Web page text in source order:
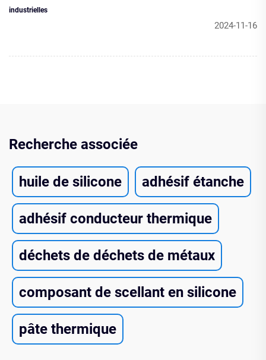
industrielles
2024-11-16
Recherche associée
huile de silicone adhésif étanche
adhésif conducteur thermique
déchets de déchets de métaux
composant de scellant en silicone
pâte thermique